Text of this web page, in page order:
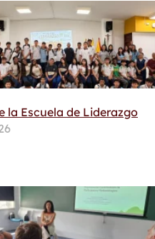
la Escuela de Liderazgo